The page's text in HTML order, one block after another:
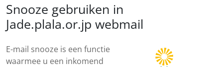
Snooze gebruiken in
Jade.plala.or.jp webmail
E-mail snooze is een functie
waarmee u een inkomend